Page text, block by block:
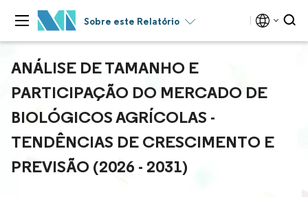
Sobre este Relatório
ANÁLISE DE TAMANHO E
PARTICIPAÇÃO DO MERCADO DE
BIOLÓGICOS AGRÍCOLAS -
TENDÊNCIAS DE CRESCIMENTO E
PREVISÃO (2026 - 2031)